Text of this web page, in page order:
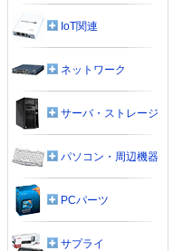
IoT関連
ネットワーク
サーバ・ストレージ
パソコン・周辺機器
PCパーツ
サプライ